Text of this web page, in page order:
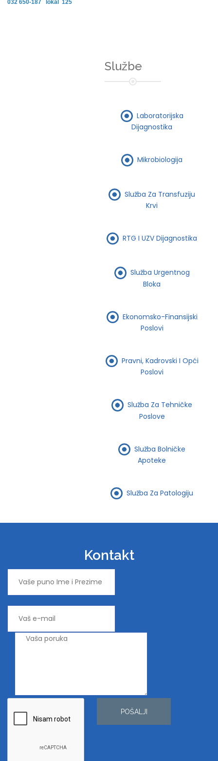
032 650-187 lokal 125
Službe
Laboratorijska
Dijagnostika
Mikrobiologija
Služba Za Transfuziju
Krvi
RTG I UZV Dijagnostika
Služba Urgentnog
Bloka
Ekonomsko-Finansijski
Poslovi
Pravni, Kadrovski I Opći
Poslovi
Služba Za Tehničke
Poslove
Služba Bolničke
Apoteke
Služba Za Patologiju
Kontakt
POŠALJI